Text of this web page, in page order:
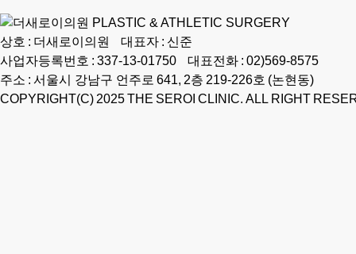
상호 : 더새로이의원 대표자 : 신준
사업자등록번호 : 337‑13‑01750 대표전화 : 02)569‑8575
주소 : 서울시 강남구 언주로 641, 2층 219‑226호 (논현동)
COPYRIGHT(C) 2025 THE SEROI CLINIC. ALL RIGHT